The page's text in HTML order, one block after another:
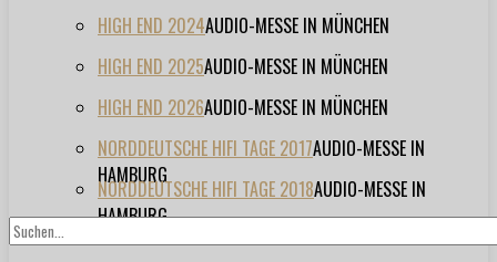
HIGH END 2024AUDIO-MESSE IN MÜNCHEN
HIGH END 2025AUDIO-MESSE IN MÜNCHEN
HIGH END 2026AUDIO-MESSE IN MÜNCHEN
NORDDEUTSCHE HIFI TAGE 2017AUDIO-MESSE IN
HAMBURG
NORDDEUTSCHE HIFI TAGE 2018AUDIO-MESSE IN
HAMBURG